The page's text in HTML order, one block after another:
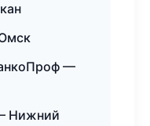
—
Нижний